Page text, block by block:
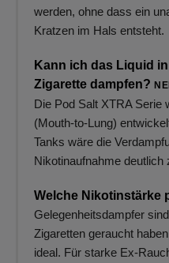
werden, ohne dass ein
Kratzen im Hals entsteht.
Kann ich das Liquid
Zigarette dampfen?
Die Pod Salt XTRA Serie
(Mouth-to-Lung)
Tanks wäre die
Nikotinaufnahme deutlich
Welche Nikotinstärke
Gelegenheitsdampfer
Zigaretten geraucht
ideal. Für starke Ex-